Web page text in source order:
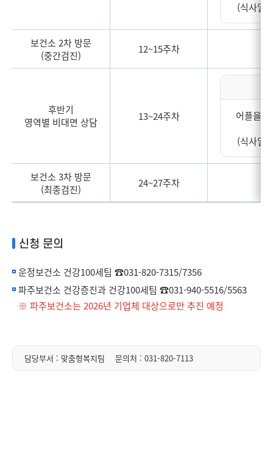
(식사일
보건소 2차 방문
(중간검진)
12~15주차
후반기
영역별 비대면 상담
13~24주차
어플을
(식사일
보건소 3차 방문
(최종검진)
24~27주차
신청 문의
운정보건소 건강100세팀 ☎031-820-7315/7356
파주보건소 건강증진과 건강100세팀 ☎031-940-5516/5563
※ 파주보건소는 2026년 기업체 대상으로만 추진 예정
담당부서 : 맞춤형복지팀 문의처 : 031-820-7113